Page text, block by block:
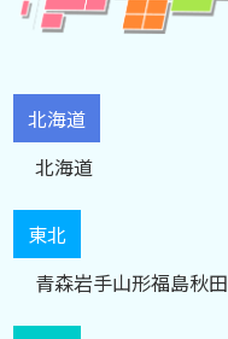
北海道
北海道
東北
青森岩手山形福島秋田